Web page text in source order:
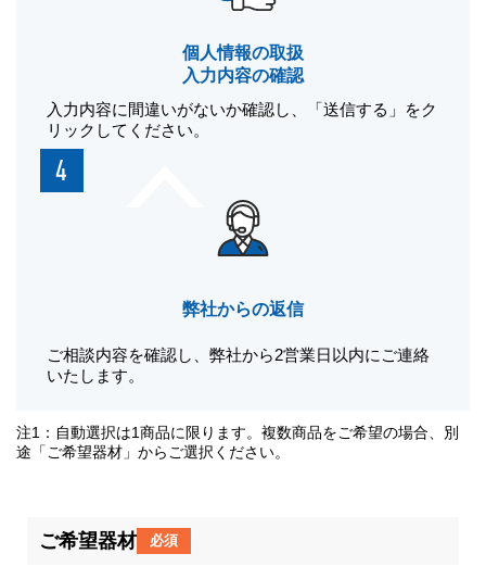
個人情報の取扱
入力内容の確認
入力内容に間違いがないか確認し、「送信する」をク
リックしてください。
弊社からの返信
ご相談内容を確認し、弊社から2営業日以内にご連絡
いたします。
注1：自動選択は1商品に限ります。複数商品をご希望の場合、別
途「ご希望器材」からご選択ください。
ご希望器材 必須